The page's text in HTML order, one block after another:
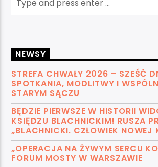
NEWSY
STREFA CHWAŁY 2026 – SZEŚĆ
SPOTKANIA, MODLITWY I
STARYM SĄCZU
BĘDZIE PIERWSZE W HISTORII
KSIĘDZU BLACHNICKIM! RUSZA
„BLACHNICKI. CZŁOWIEK NOWEJ
„OPERACJA NA ŻYWYM SERCU
FORUM MOSTY W WARSZAWIE